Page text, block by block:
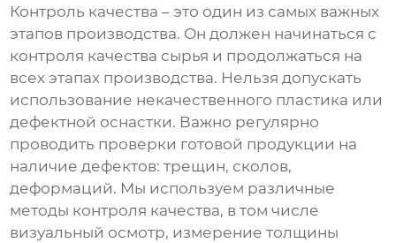
Контроль качества – это один из самых важных
этапов производства. Он должен начинаться с
контроля качества сырья и продолжаться на
всех этапах производства. Нельзя допускать
использование некачественного пластика или
дефектной оснастки. Важно регулярно
проводить проверки готовой продукции на
наличие дефектов: трещин, сколов,
деформаций. Мы используем различные
методы контроля качества, в том числе
визуальный осмотр, измерение толщины